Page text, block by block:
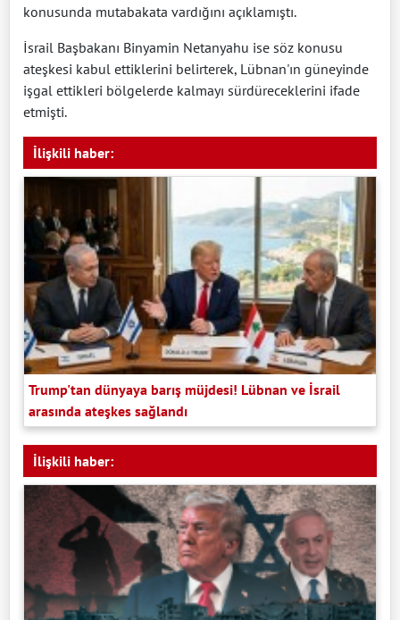
konusunda mutabakata vardığını açıklamıştı.
İsrail Başbakanı Binyamin Netanyahu ise söz konusu
ateşkesi kabul ettiklerini belirterek, Lübnan'ın güneyinde
işgal ettikleri bölgelerde kalmayı sürdüreceklerini ifade
etmişti.
İlişkili haber:
Trump'tan dünyaya barış müjdesi! Lübnan ve İsrail
arasında ateşkes sağlandı
İlişkili haber: